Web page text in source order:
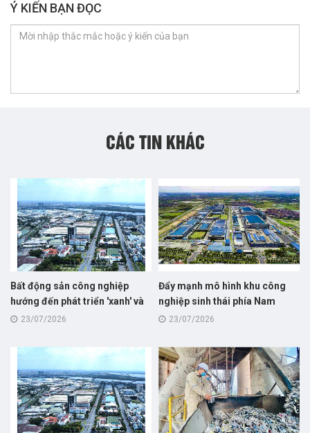
Ý KIẾN BẠN ĐỌC
CÁC TIN KHÁC
Bất động sản công nghiệp
hướng đến phát triển 'xanh' và
bền vững
23/07/2026
Đẩy mạnh mô hình khu công
nghiệp sinh thái phía Nam
23/07/2026